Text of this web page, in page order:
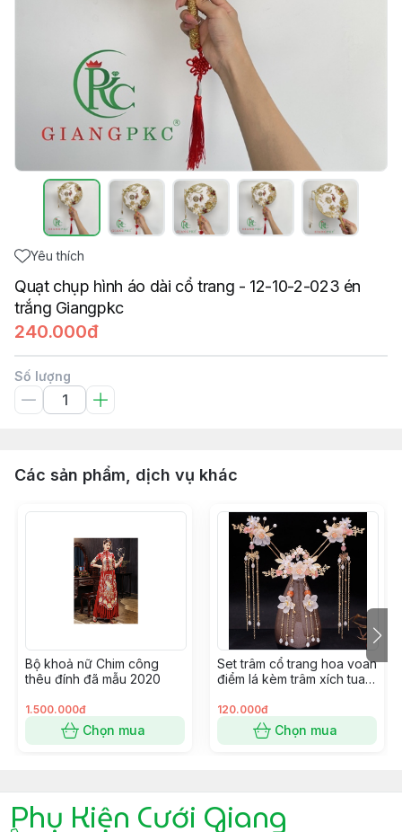
Yêu thích
Quạt chụp hình áo dài cổ trang - 12-10-2-023 én
trắng Giangpkc
240.000đ
Số lượng
Các sản phẩm, dịch vụ khác
Bộ khoả nữ Chim công
thêu đính đã mẫu 2020
1.500.000đ
Chọn mua
Set trâm cổ trang hoa voan
điểm lá kèm trâm xích tua
120.000đ
Chọn mua
Phụ Kiện Cưới Giang